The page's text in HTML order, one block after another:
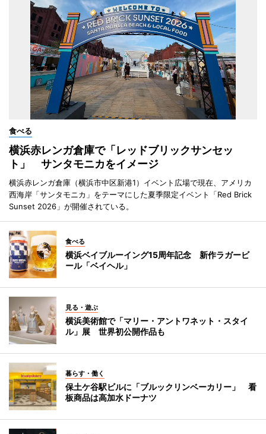
食べる
横浜赤レンガ倉庫で「レッドブリックサンセッ
ト」 サンタモニカをイメージ
横浜赤レンガ倉庫（横浜市中区新港1）イベント広場で現在、アメリカ
西海岸「サンタモニカ」をテーマにした夏季限定イベント「Red Brick
Sunset 2026」が開催されている。
食べる
横浜ベイブルーイング15周年記念 新作ラガービ
ール「ベイヘル」
見る・遊ぶ
横浜美術館で「マリー・アントワネット・スタイ
ル」展 世界初公開作品も
暮らす・働く
保土ケ谷駅ビルに「ブルックリンベーカリー」 看
板商品は高加水ドーナツ